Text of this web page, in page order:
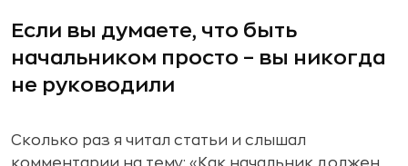
Если вы думаете, что быть
начальником просто – вы никогда
не руководили
Сколько раз я читал статьи и слышал